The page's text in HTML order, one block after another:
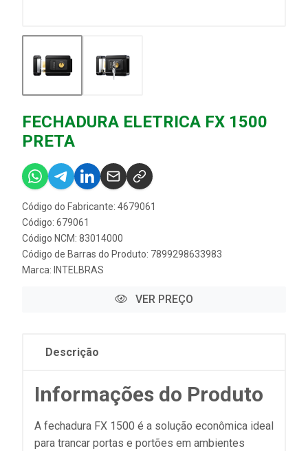
FECHADURA ELETRICA FX 1500
PRETA
Código do Fabricante: 4679061
Código: 679061
Código NCM: 83014000
Código de Barras do Produto: 7899298633983
Marca: INTELBRAS
VER PREÇO
Descrição
Informações do Produto
A fechadura FX 1500 é a solução econômica ideal
para trancar portas e portões em ambientes